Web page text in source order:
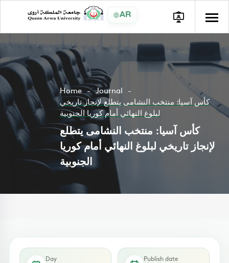
AR
Home
Journal
كأس آسيا: منتخب النشامى يتطلع لإنجاز تاريخي
لبلوغ النهائي أمام كوريا الجنوبية
كأس آسيا: منتخب النشامى يتطلع
لإنجاز تاريخي لبلوغ النهائي أمام كوريا
الجنوبية
Day Publish date